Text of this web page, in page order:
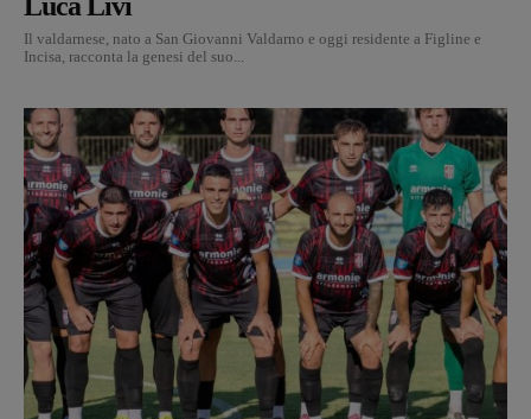
Il valdarnese, nato a San Giovanni Valdarno e oggi residente a Figline e
Incisa, racconta la genesi del suo...